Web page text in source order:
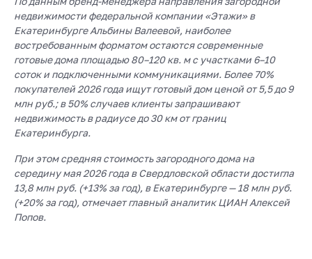
недвижимости федеральной компании «Этажи» в
Екатеринбурге Альбины Валеевой, наиболее
востребованным форматом остаются современные
готовые дома площадью 80–120 кв. м с участками 6–10
соток и подключенными коммуникациями. Более 70%
покупателей 2026 года ищут готовый дом ценой от 5,5 до 9
млн руб.; в 50% случаев клиенты запрашивают
недвижимость в радиусе до 30 км от границ
Екатеринбурга.
При этом средняя стоимость загородного дома на
середину мая 2026 года в Свердловской области достигла
13,8 млн руб. (+13% за год), в Екатеринбурге — 18 млн руб.
(+20% за год), отмечает главный аналитик ЦИАН Алексей
Попов.